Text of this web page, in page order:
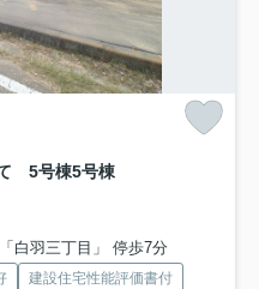
5号棟5号棟
白羽三丁目」 停歩7分
建設住宅性能評価書付